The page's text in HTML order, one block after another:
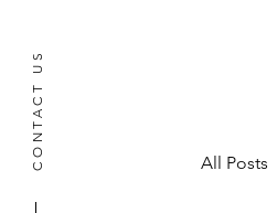
CONTACT US All Posts